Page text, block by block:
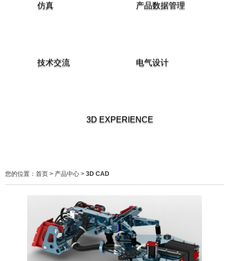
仿真 产品数据管理
技术交流 电气设计
3D EXPERIENCE
您的位置： 首页 > 产品中心 > 3D CAD